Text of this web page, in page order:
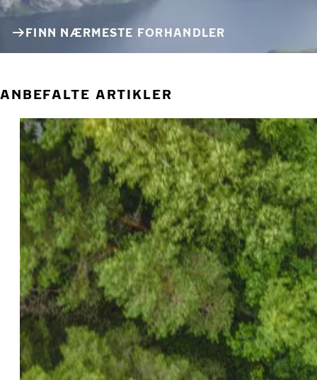
FINN NÆRMESTE FORHANDLER
ANBEFALTE ARTIKLER